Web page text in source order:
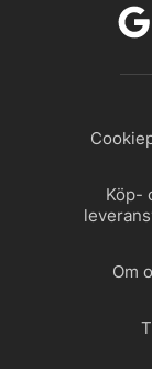
Köp-
Om